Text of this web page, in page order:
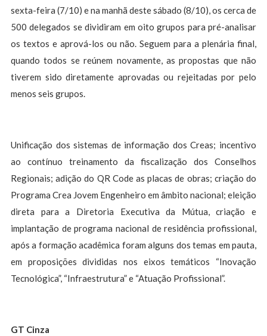
sexta-feira (7/10) e na manhã deste sábado (8/10), os cerca de
500 delegados se dividiram em oito grupos para pré-analisar
os textos e aprová-los ou não. Seguem para a plenária final,
quando todos se reúnem novamente, as propostas que não
tiverem sido diretamente aprovadas ou rejeitadas por pelo
menos seis grupos.
Unificação dos sistemas de informação dos Creas; incentivo
ao contínuo treinamento da fiscalização dos Conselhos
Regionais; adição do QR Code as placas de obras; criação do
Programa Crea Jovem Engenheiro em âmbito nacional; eleição
direta para a Diretoria Executiva da Mútua, criação e
implantação de programa nacional de residência profissional,
após a formação acadêmica foram alguns dos temas em pauta,
em proposições divididas nos eixos temáticos “Inovação
Tecnológica”, “Infraestrutura” e “Atuação Profissional”.
GT Cinza